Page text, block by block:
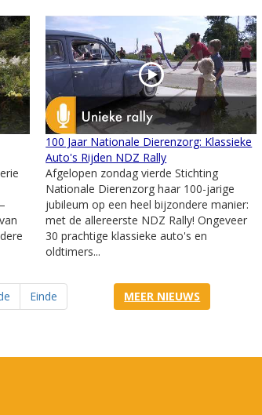
100 Jaar Nationale Dierenzorg: Klassieke
Auto's Rijden NDZ Rally
Afgelopen zondag vierde Stichting
Nationale Dierenzorg haar 100-jarige
jubileum op een heel bijzondere manier:
met de allereerste NDZ Rally! Ongeveer
30 prachtige klassieke auto's en
oldtimers...
Einde MEER NIEUWS